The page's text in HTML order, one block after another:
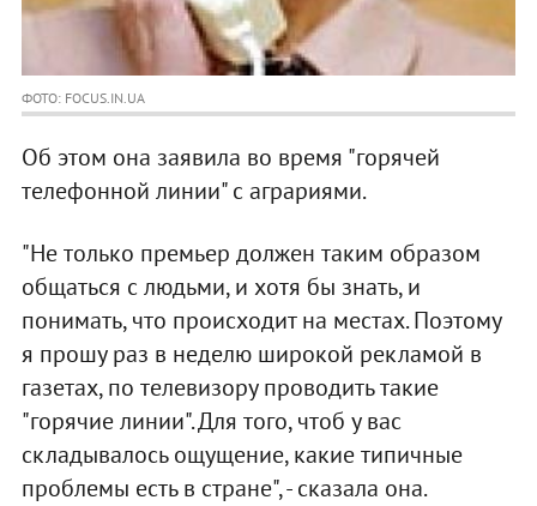
ФОТО: FOCUS.IN.UA
Об этом она заявила во время "горячей
телефонной линии" с аграриями.
"Не только премьер должен таким образом
общаться с людьми, и хотя бы знать, и
понимать, что происходит на местах. Поэтому
я прошу раз в неделю широкой рекламой в
газетах, по телевизору проводить такие
"горячие линии". Для того, чтоб у вас
складывалось ощущение, какие типичные
проблемы есть в стране", - сказала она.